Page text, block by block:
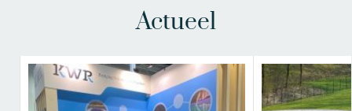
Actueel